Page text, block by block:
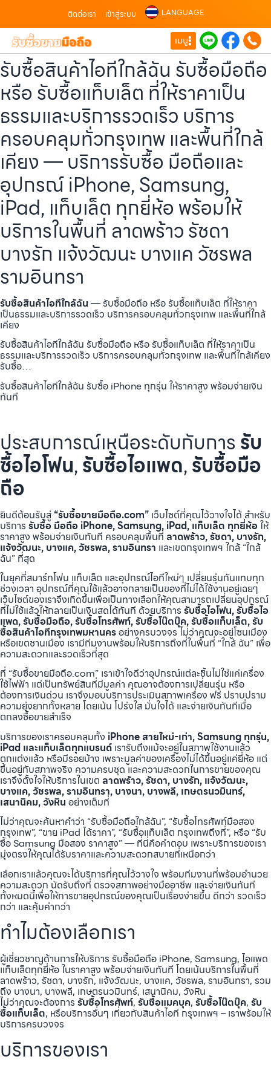
ติดต่อเรา เข้าสู่ระบบ LANGUAGE
เมนู
รับซื้อสินค้าไอทีใกล้ฉัน รับซื้อมือถือ
หรือ รับซื้อแท็บเล็ต ที่ให้ราคาเป็น
ธรรมและบริการรวดเร็ว บริการ
ครอบคลุมทั่วกรุงเทพ และพื้นที่ใกล้
เคียง — บริการรับซื้อ มือถือและ
อุปกรณ์ iPhone, Samsung,
iPad, แท็บเล็ต ทุกยี่ห้อ พร้อมให้
บริการในพื้นที่ ลาดพร้าว รัชดา
บางรัก แจ้งวัฒนะ บางแค วัชรพล
รามอินทรา
รับซื้อสินค้าไอทีใกล้ฉัน — รับซื้อมือถือ หรือ รับซื้อแท็บเล็ต ที่ให้ราคา
เป็นธรรมและบริการรวดเร็ว บริการครอบคลุมทั่วกรุงเทพ และพื้นที่ใกล้
เคียง
รับซื้อสินค้าไอทีใกล้ฉัน รับซื้อมือถือ หรือ รับซื้อแท็บเล็ต ที่ให้ราคาเป็น
ธรรมและบริการรวดเร็ว บริการครอบคลุมทั่วกรุงเทพ และพื้นที่ใกล้เคียง
รับซื้อ…
รับซื้อสินค้าไอทีใกล้ฉัน รับซื้อ iPhone ทุกรุ่น ให้ราคาสูง พร้อมจ่ายเงิน
ทันที
ประสบการณ์เหนือระดับกับการรับ
ซื้อไอโฟน,รับซื้อไอแพด,รับซื้อมือ
ถือ
ยินดีต้อนรับสู่ “รับซื้อขายมือถือ.com” เว็บไซต์ที่คุณไว้วางใจได้ สำหรับ
บริการ รับซื้อ มือถือ iPhone, Samsung, iPad, แท็บเล็ต ทุกยี่ห้อ ให้
ราคาสูง พร้อมจ่ายเงินทันที ครอบคลุมพื้นที่ ลาดพร้าว, รัชดา, บางรัก,
แจ้งวัฒนะ, บางแค, วัชรพล, รามอินทรา และเขตกรุงเทพฯ ใกล้ “ใกล้
ฉัน” ที่สุด
ในยุคที่สมาร์ทโฟน แท็บเล็ต และอุปกรณ์ไอทีใหม่ๆ เปลี่ยนรุ่นกันแทบทุก
ช่วงเวลา อุปกรณ์ที่คุณใช้แล้วอาจกลายเป็นของที่ไม่ได้ใช้งานอยู่เฉยๆ
เว็บไซต์ของเราจึงเกิดขึ้นเพื่อเป็นทางเลือกให้คุณสามารถเปลี่ยนอุปกรณ์
ที่ไม่ใช้แล้วให้กลายเป็นเงินสดได้ทันที ด้วยบริการ รับซื้อไอโฟน, รับซื้อไอ
แพด, รับซื้อมือถือ, รับซื้อโทรศัพท์, รับซื้อโน๊ตบุ๊ค, รับซื้อแท็บเล็ต, รับ
ซื้อสินค้าไอทีกรุงเทพมหานครอย่างครบวงจร ไม่ว่าคุณจะอยู่โซนเมือง
หรือเขตชานเมือง เรามีทีมงานพร้อมให้บริการถึงที่ในพื้นที่ “ใกล้ ฉัน” เพื่อ
ความสะดวกและรวดเร็วที่สุด
ที่ “รับซื้อขายมือถือ.com” เราเข้าใจดีว่าอุปกรณ์แต่ละชิ้นไม่ใช่แค่เครื่อง
ใช้ไฟฟ้า แต่เป็นทรัพย์สินที่มีมูลค่า คุณอาจต้องการเปลี่ยนรุ่น หรือ
ต้องการเงินด่วน เราจึงมอบบริการประเมินสภาพเครื่อง ฟรี ปราบปราม
ความยุ่งยากทั้งหลาย โดยเน้น โปร่งใส มั่นใจได้ และจ่ายเงินทันทีเมื่อ
ตกลงซื้อขายสำเร็จ
บริการของเราครอบคลุมทั้ง iPhone สายใหม่-เก่า, Samsung ทุกรุ่น,
iPad และแท็บเล็ตทุกแบรนด์ เรารับถึงแม้จะอยู่ในสภาพใช้งานแล้ว
ตกแต่งแล้ว หรือมีรอยบ้าง เพราะมูลค่าของเครื่องไม่ได้ขึ้นอยู่แค่ยี่ห้อ แต่
ขึ้นอยู่กับสภาพจริง ความครบชุด และความสะดวกในการขายของคุณ
เราจึงตั้งใจให้บริการในเขต ลาดพร้าว, รัชดา, บางรัก, แจ้งวัฒนะ,
บางแค, วัชรพล, รามอินทรา, บางนา, บางพลี, เกษตรนวมินทร์,
เสนานิคม, วังหิน อย่างเต็มที่
ไม่ว่าคุณจะค้นหาคำว่า “รับซื้อมือถือใกล้ฉัน”, “รับซื้อโทรศัพท์มือสอง
กรุงเทพ”, “ขาย iPad ได้ราคา”, “รับซื้อแท็บเล็ต กรุงเทพถึงที่”, หรือ “รับ
ซื้อ Samsung มือสอง ราคาสูง” — ที่นี่คือคำตอบ เพราะบริการของเรา
มุ่งตรงให้คุณได้รับราคาและความสะดวกสบายที่เหนือกว่า
เลือกเราแล้วคุณจะได้บริการที่คุณไว้วางใจ พร้อมทีมงานที่พร้อมอำนวย
ความสะดวก นัดรับถึงที่ ตรวจสภาพอย่างมืออาชีพ และจ่ายเงินทันที
ทั้งหมดนี้เพื่อให้การขายอุปกรณ์ของคุณเป็นเรื่องง่ายขึ้น ดีกว่า รวดเร็ว
กว่า และคุ้มค่ากว่า
ทำไมต้องเลือกเรา
ผู้เชี่ยวชาญด้านการให้บริการ รับซื้อมือถือ iPhone, Samsung, ไอแพด
แท็บเล็ตทุกยี่ห้อ ในราคาสูง พร้อมจ่ายเงินทันที โดยเน้นบริการในพื้นที่
ลาดพร้าว, รัชดา, บางรัก, แจ้งวัฒนะ, บางแค, วัชรพล, รามอินทรา, รวม
ถึง บางนา, บางพลี, เกษตรนวมินทร์, เสนานิคม, วังหิน
ไม่ว่าคุณจะต้องการ รับซื้อโทรศัพท์, รับซื้อแมคบุค, รับซื้อโน๊ตบุ๊ค, รับ
ซื้อแท็บเล็ต, หรือบริการอื่นๆ เกี่ยวกับสินค้าไอที กรุงเทพฯ – เราพร้อมให้
บริการครบวงจร
บริการของเรา